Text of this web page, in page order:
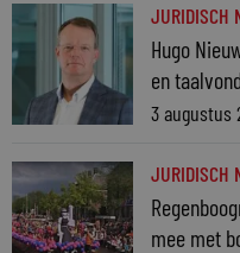
JURIDISCH
Hugo
en
3 augustus
JURIDISCH
mee met